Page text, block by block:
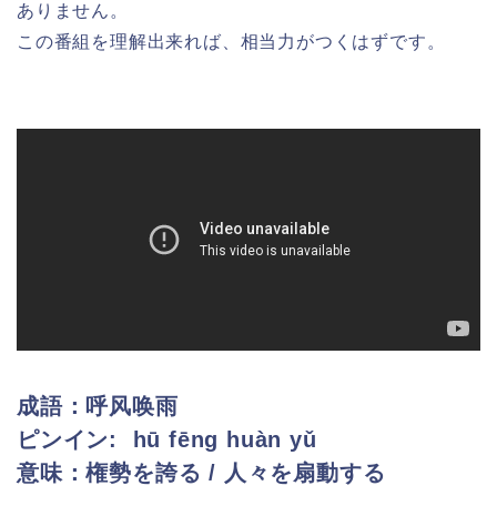
ありません。
この番組を理解出来れば、相当力がつくはずです。
成語：呼风唤雨
ピンイン: hū fēng huàn yǔ
意味：権勢を誇る / 人々を扇動する